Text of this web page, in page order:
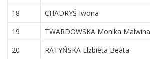
18
CHADRYŚ Iwona
19
TWARDOWSKA Monika Malwina
20
RATYŃSKA Elżbieta Beata